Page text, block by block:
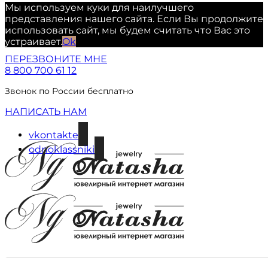
Мы используем куки для наилучшего
представления нашего сайта. Если Вы продолжите
использовать сайт, мы будем считать что Вас это
устраивает.Ok
ПЕРЕЗВОНИТЕ МНЕ
8 800 700 61 12
Звонок по России бесплатно
НАПИСАТЬ НАМ
vkontakte
odnoklassniki